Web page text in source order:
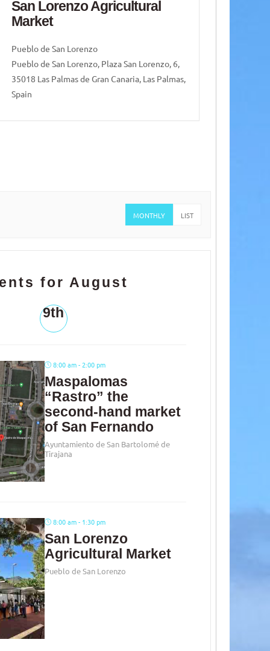
San Lorenzo Agricultural
Market
Pueblo de San Lorenzo
Pueblo de San Lorenzo, Plaza San Lorenzo, 6,
35018 Las Palmas de Gran Canaria, Las Palmas,
Spain
MONTHLY LIST
for August
9th
8:00 am - 2:00 pm
Maspalomas
“Rastro” the
second-hand market
of San Fernando
Ayuntamiento de San Bartolomé de
Tirajana
8:00 am - 1:30 pm
San Lorenzo
Agricultural Market
Pueblo de San Lorenzo